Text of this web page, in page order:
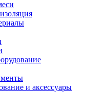
и аксессуары